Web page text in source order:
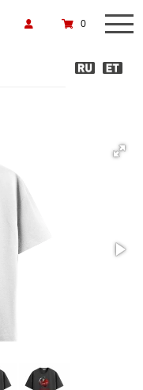
0